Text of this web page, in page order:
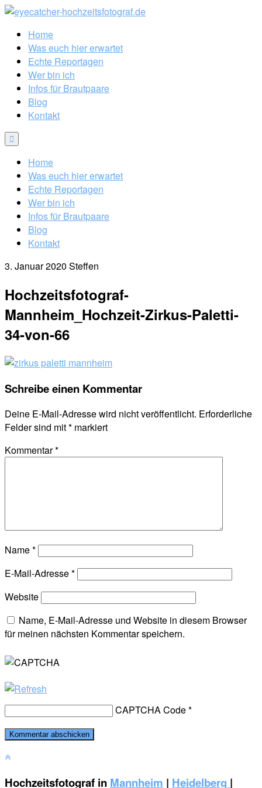
Home
Was euch hier erwartet
Echte Reportagen
Wer bin ich
Infos für Brautpaare
Blog
Kontakt
Home
Was euch hier erwartet
Echte Reportagen
Wer bin ich
Infos für Brautpaare
Blog
Kontakt
3. Januar 2020 Steffen
Hochzeitsfotograf-
Mannheim_Hochzeit-Zirkus-Paletti-
34-von-66
Schreibe einen Kommentar
Deine E-Mail-Adresse wird nicht veröffentlicht. Erforderliche
Felder sind mit* markiert
Kommentar*
Name*
E-Mail-Adresse*
Website
Name, E-Mail-Adresse und Website in diesem Browser
für meinen nächsten Kommentar speichern.
CAPTCHA Code*
Hochzeitsfotograf in Mannheim | Heidelberg |